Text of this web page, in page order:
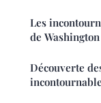
Les
de
Découverte